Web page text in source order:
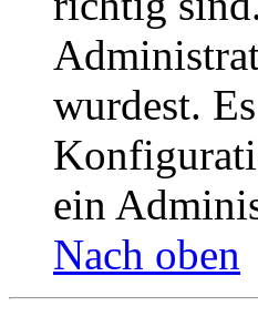
wurdest.
ein
Nach oben